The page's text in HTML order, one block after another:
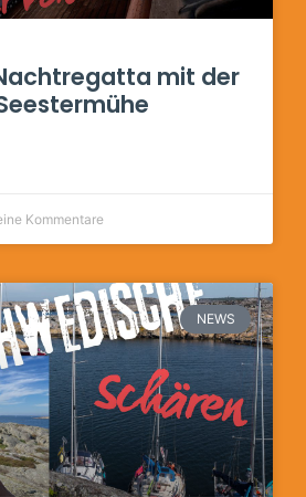
mit der
Kommentare
NEWS